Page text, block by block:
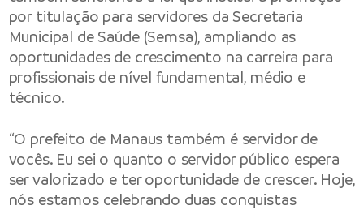
por titulação para servidores da Secretaria
Municipal de Saúde(Semsa), ampliando as
oportunidades de crescimento na carreira para
profissionais de nível fundamental, médio e
técnico.
“O prefeito de Manaus também é servidor de
vocês. Eu sei o quanto o servidor público espera
ser valorizado e ter oportunidade de crescer. Hoje,
nós estamos celebrando duas conquistas